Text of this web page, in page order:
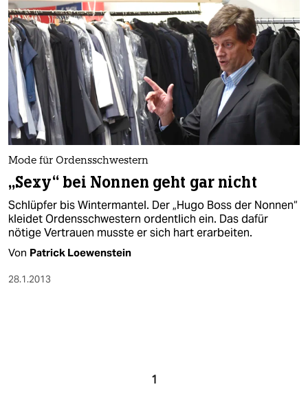
Mode für Ordensschwestern
„Sexy“ bei Nonnen geht gar nicht
Schlüpfer bis Wintermantel. Der „Hugo Boss der Nonnen“
kleidet Ordensschwestern ordentlich ein. Das dafür
nötige Vertrauen musste er sich hart erarbeiten.
Von Patrick Loewenstein
28.1.2013
1